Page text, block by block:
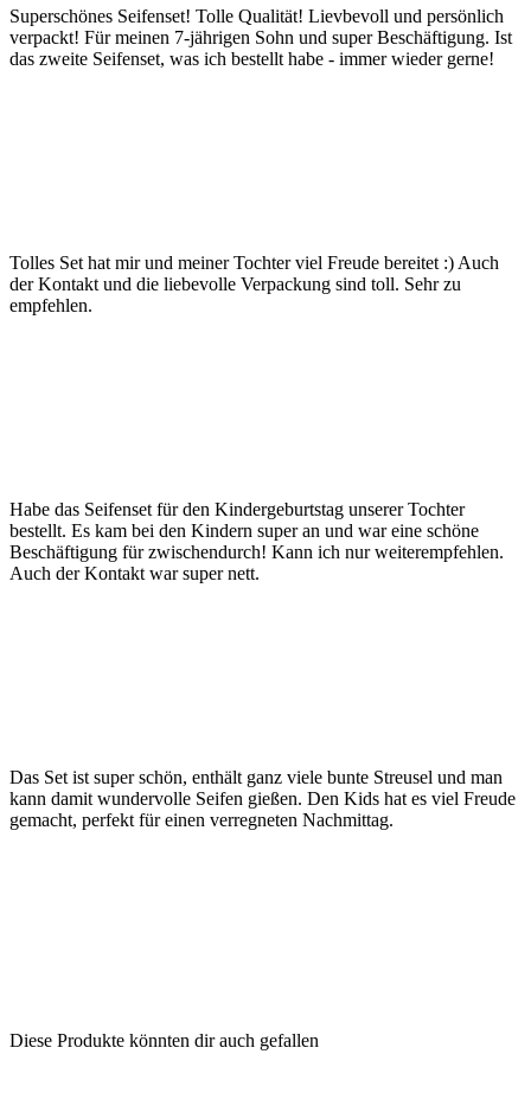
Superschönes Seifenset! Tolle Qualität! Lievbevoll und persönlich
verpackt! Für meinen 7-jährigen Sohn und super Beschäftigung. Ist
das zweite Seifenset, was ich bestellt habe - immer wieder gerne!
Tolles Set hat mir und meiner Tochter viel Freude bereitet :) Auch
der Kontakt und die liebevolle Verpackung sind toll. Sehr zu
empfehlen.
Habe das Seifenset für den Kindergeburtstag unserer Tochter
bestellt. Es kam bei den Kindern super an und war eine schöne
Beschäftigung für zwischendurch! Kann ich nur weiterempfehlen.
Auch der Kontakt war super nett.
Das Set ist super schön, enthält ganz viele bunte Streusel und man
kann damit wundervolle Seifen gießen. Den Kids hat es viel Freude
gemacht, perfekt für einen verregneten Nachmittag.
Diese Produkte könnten dir auch gefallen